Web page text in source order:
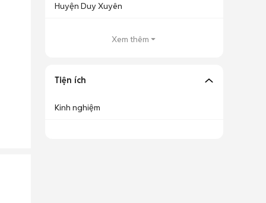
Huyện Duy Xuyên
Xem thêm
Tiện ích
Kinh nghiệm